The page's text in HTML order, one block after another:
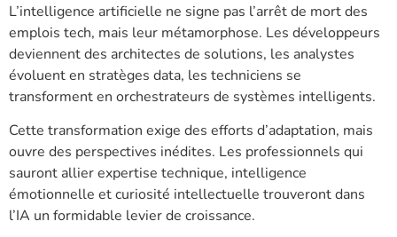
L’intelligence artificielle ne signe pas l’arrêt de mort des
emplois tech, mais leur métamorphose. Les développeurs
deviennent des architectes de solutions, les analystes
évoluent en stratèges data, les techniciens se
transforment en orchestrateurs de systèmes intelligents.
Cette transformation exige des efforts d’adaptation, mais
ouvre des perspectives inédites. Les professionnels qui
sauront allier expertise technique, intelligence
émotionnelle et curiosité intellectuelle trouveront dans
l’IA un formidable levier de croissance.